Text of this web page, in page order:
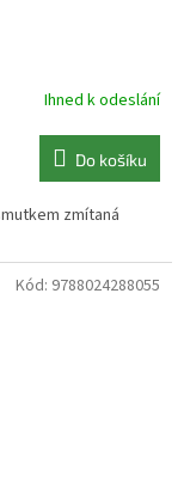
Ihned k odeslání
Do košíku
zmítaná
Kód: 9788024288055